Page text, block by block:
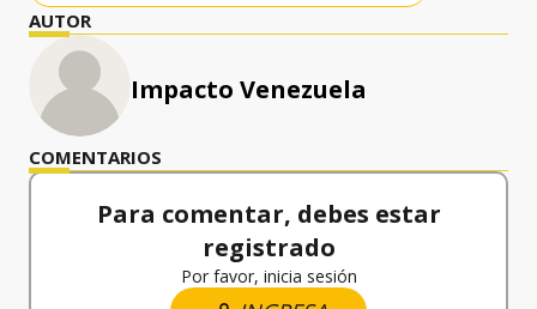
AUTOR
Impacto Venezuela
COMENTARIOS
Para comentar, debes estar
registrado
Por favor, inicia sesión